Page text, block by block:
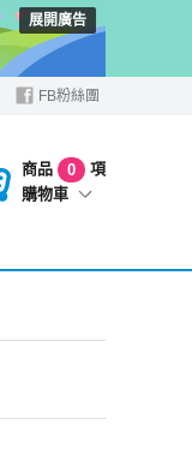
展開廣告
FB粉絲團
商品 0
項
購物車